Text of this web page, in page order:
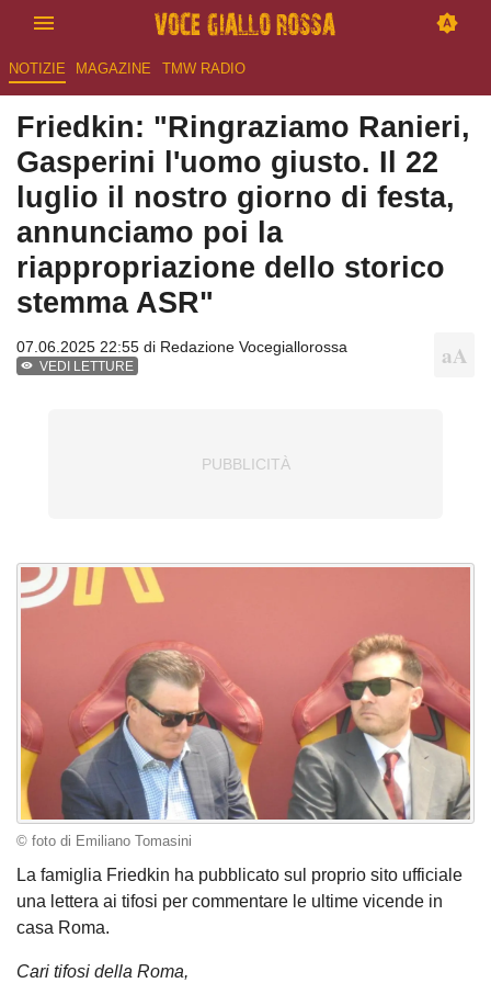
NOTIZIE MAGAZINE TMW RADIO
Friedkin: "Ringraziamo Ranieri,
Gasperini l'uomo giusto. Il 22
luglio il nostro giorno di festa,
annunciamo poi la
riappropriazione dello storico
stemma ASR"
07.06.2025 22:55 di Redazione Vocegiallorossa
VEDI LETTURE
© foto di Emiliano Tomasini
La famiglia Friedkin ha pubblicato sul proprio sito ufficiale
una lettera ai tifosi per commentare le ultime vicende in
casa Roma.
Cari tifosi della Roma,